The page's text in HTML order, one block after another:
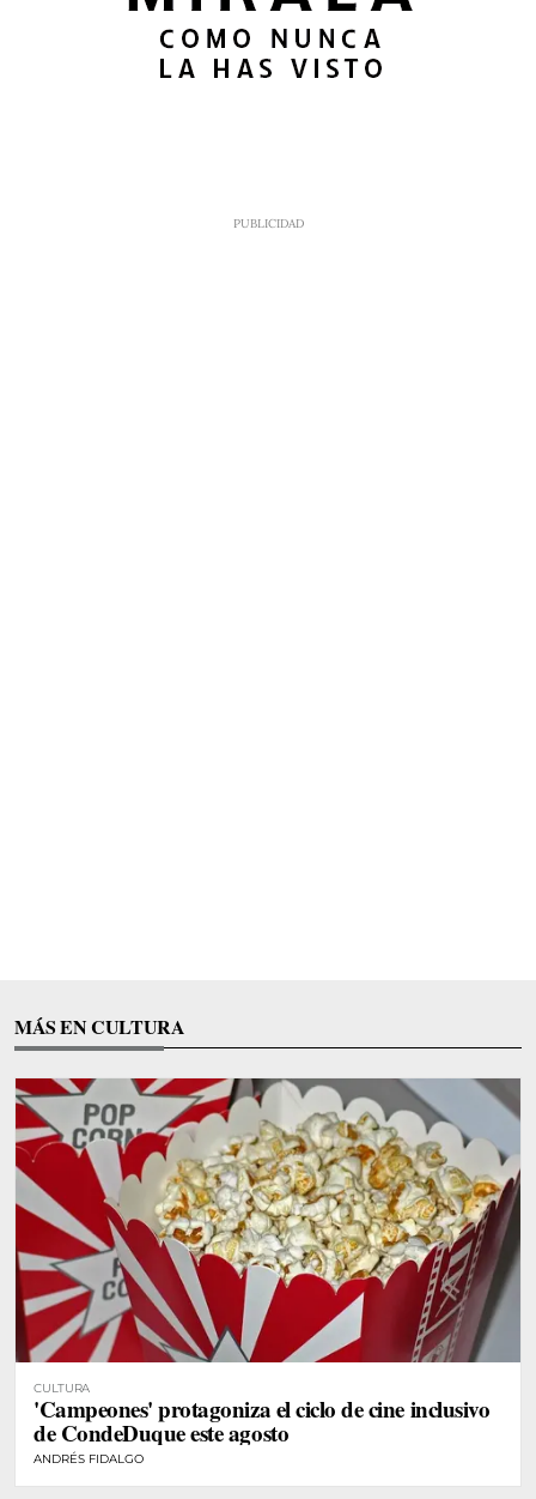
MÁS EN CULTURA
CULTURA
'Campeones' protagoniza el ciclo de cine inclusivo
de CondeDuque este agosto
ANDRÉS FIDALGO